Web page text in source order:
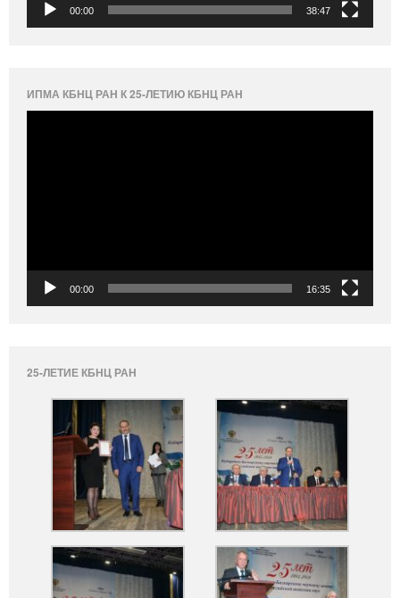
00:00 38:47
ИПМА КБНЦ РАН К 25-ЛЕТИЮ КБНЦ РАН
00:00 16:35
25-ЛЕТИЕ КБНЦ РАН